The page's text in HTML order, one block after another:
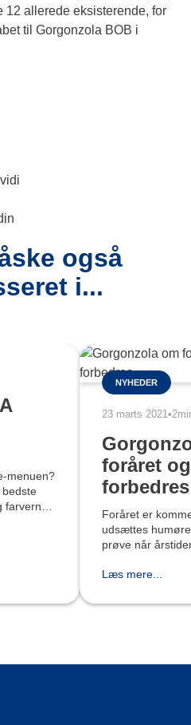
12 allerede eksisterende, for
til Gorgonzola BOB i
også
i...
menuen?
farvernes
mest
NYHEDER
23 marts 2021•
foråret
forbedres
Foråret er
udsættes
prøve når
værdifuld
madvarer der,
Læs mere...